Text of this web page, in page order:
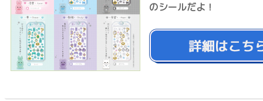
のシールだよ！